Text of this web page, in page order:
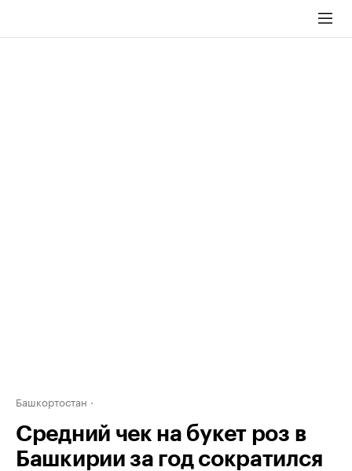
Башкортостан
Средний чек на букет роз в
Башкирии за год сократился